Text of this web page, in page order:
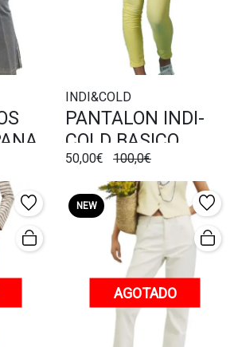
INDI&COLD
PANTALON INDI-
COLD BASICO
CINCO BOLSILLOS
50,00€ 100,0€
NEW
AGOTADO